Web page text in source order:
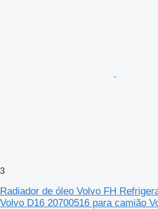
3
Radiador de óleo Volvo FH
Volvo D16 20700516 para camião